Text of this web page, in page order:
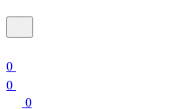
0
0
0